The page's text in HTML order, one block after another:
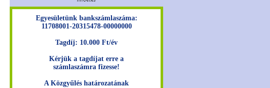
Egyesületünk bankszámlaszáma:
11708001-20315478-00000000
Tagdíj: 10.000 Ft/év
Kérjük a tagdíjat erre a
számlaszámra fizesse!
A Közgyűlés határozatának